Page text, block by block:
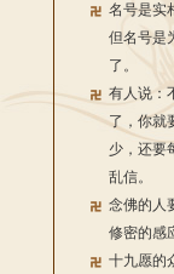
名号是实
但名号是
了。
有人说：
了，你就
少，还要
乱信。
念佛的人
修密的感
十九愿的